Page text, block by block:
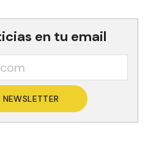
en tu email
NEWSLETTER